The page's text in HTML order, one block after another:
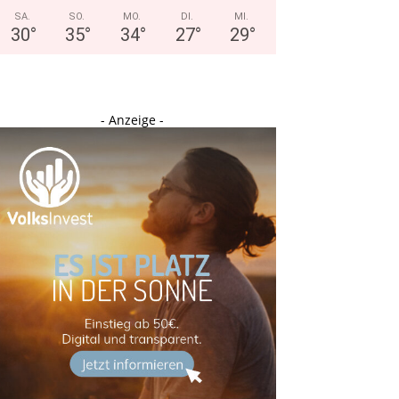
SA.
30°
SO.
35°
MO.
34°
DI.
27°
MI.
29°
- Anzeige -